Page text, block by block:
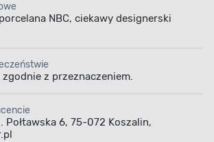
NBC, ciekawy designerski
z przeznaczeniem.
Połtawska 6, 75-072 Koszalin,